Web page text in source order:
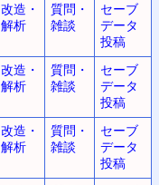
改造・
解析
質問・
雑談
セーブ
データ
投稿
改造・
解析
質問・
雑談
セーブ
データ
投稿
改造・
解析
質問・
雑談
セーブ
データ
投稿